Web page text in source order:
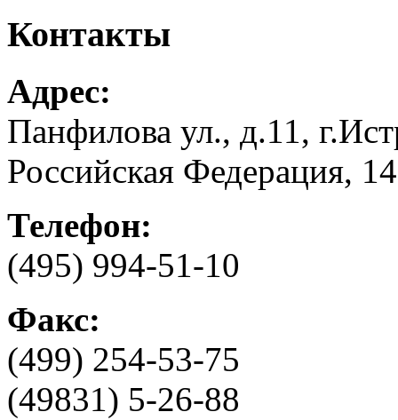
Контакты
Адрес:
Панфилова ул., д.11,
Российская Федерация,
Телефон:
(495) 994-51-10
Факс:
(499) 254-53-75
(49831) 5-26-88